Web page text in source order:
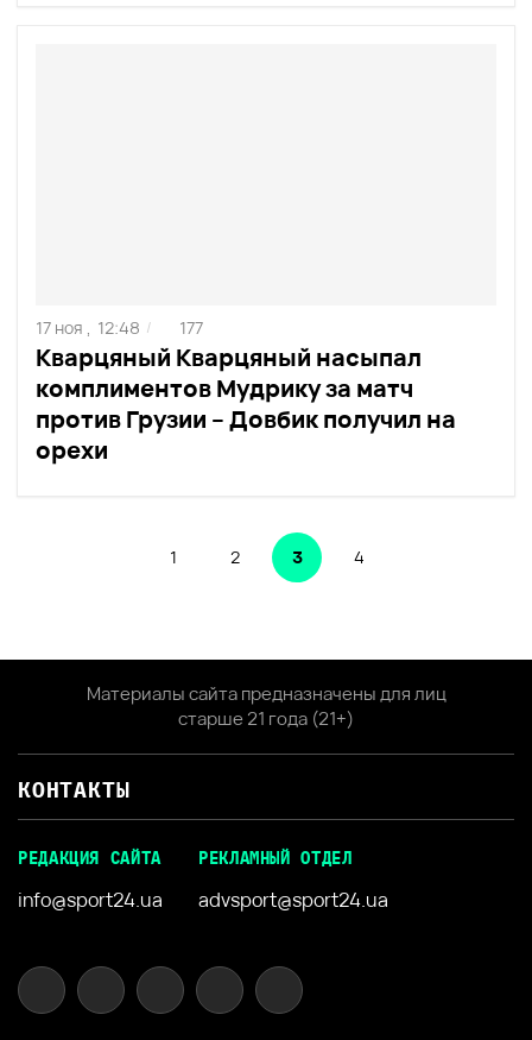
Кварцяный Кварцяный насыпал
комплиментов Мудрику за матч
против Грузии – Довбик получил на
орехи
17 ноя , 12:48 / 177
1 2 3 4
Материалы сайта предназначены для лиц
старше 21 года (21+)
КОНТАКТЫ
РЕДАКЦИЯ САЙТА
info@sport24.ua
РЕКЛАМНЫЙ ОТДЕЛ
advsport@sport24.ua